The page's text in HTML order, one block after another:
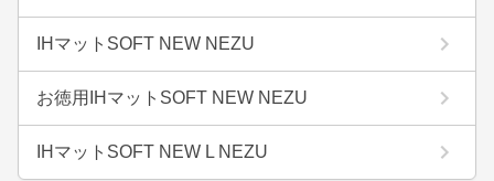
IHマットSOFT NEW NEZU
お徳用IHマットSOFT NEW NEZU
IHマットSOFT NEW L NEZU